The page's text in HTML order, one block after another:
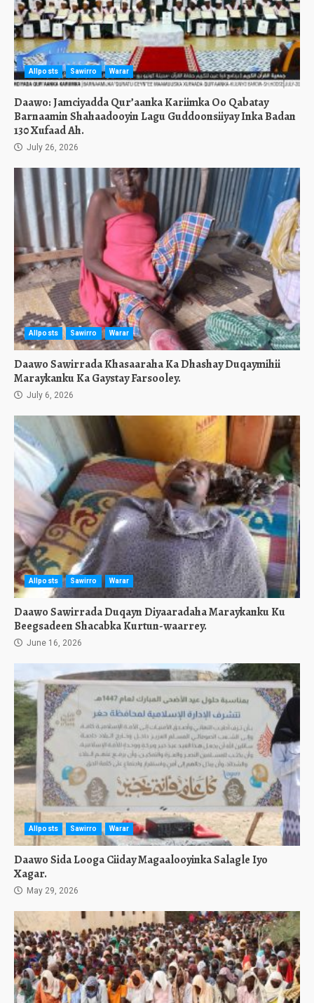
Allposts Sawirro Warar
Daawo: Jamciyadda Qur’aanka Kariimka Oo Qabatay
Barnaamin Shahaadooyin Lagu Guddoonsiiyay Inka Badan
130 Xufaad Ah.
July 26, 2026
Allposts Sawirro Warar
Daawo Sawirrada Khasaaraha Ka Dhashay Duqaymihii
Maraykanku Ka Gaystay Farsooley.
July 6, 2026
Allposts Sawirro Warar
Daawo Sawirrada Duqayn Diyaaradaha Maraykanku Ku
Beegsadeen Shacabka Kurtun-waarrey.
June 16, 2026
Allposts Sawirro Warar
Daawo Sida Looga Ciiday Magaalooyinka Salagle Iyo
Xagar.
May 29, 2026